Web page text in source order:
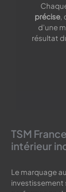
précise,
d’une
résultat
TSM
intérieur
Le marquage
investissement